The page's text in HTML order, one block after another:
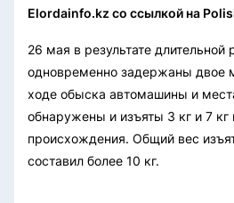
Elordainfo.kz со ссылкой на
26 мая в результате длительной
одновременно задержаны двое
ходе обыска автомашины и
обнаружены и изъяты 3 кг и 7
происхождения. Общий вес
составил более 10 кг.